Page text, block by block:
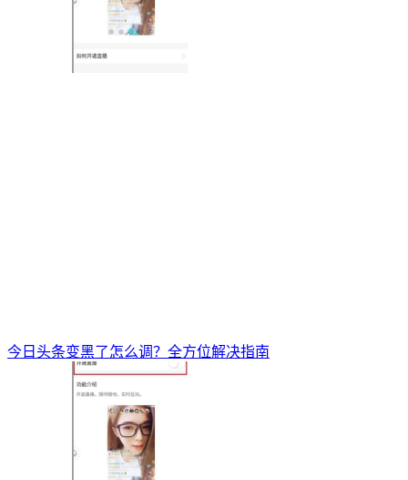
今日头条变黑了怎么调？全方位解决指南